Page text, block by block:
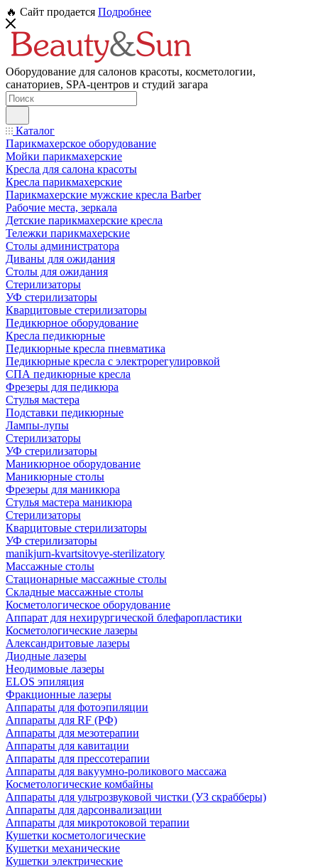
🔥 Сайт продается Подробнее
Оборудование для салонов красоты, косметологии,
санаториев, SPA-центров и студий загара
Каталог
Парикмахерское оборудование
Мойки парикмахерские
Кресла для салона красоты
Кресла парикмахерские
Парикмахерские мужские кресла Barber
Рабочие места, зеркала
Детские парикмахерские кресла
Тележки парикмахерские
Столы администратора
Диваны для ожидания
Столы для ожидания
Стерилизаторы
УФ стерилизаторы
Кварцитовые стерилизаторы
Педикюрное оборудование
Кресла педикюрные
Педикюрные кресла пневматика
Педикюрные кресла с электрорегулировкой
СПА педикюрные кресла
Фрезеры для педикюра
Стулья мастера
Подставки педикюрные
Лампы-лупы
Стерилизаторы
УФ стерилизаторы
Маникюрное оборудование
Маникюрные столы
Фрезеры для маникюра
Стулья мастера маникюра
Стерилизаторы
Кварцитовые стерилизаторы
УФ стерилизаторы
manikjurn-kvartsitovye-sterilizatory
Массажные столы
Стационарные массажные столы
Складные массажные столы
Косметологическое оборудование
Аппарат для нехирургической блефаропластики
Косметологические лазеры
Александритовые лазеры
Диодные лазеры
Неодимовые лазеры
ELOS эпиляция
Фракционные лазеры
Аппараты для фотоэпиляции
Аппараты для RF (РФ)
Аппараты для мезотерапии
Аппараты для кавитации
Аппараты для прессотерапии
Аппараты для вакуумно-роликового массажа
Косметологические комбайны
Аппараты для ультрозвуковой чистки (УЗ скрабберы)
Аппараты для дарсонвализации
Аппараты для микротоковой терапии
Кушетки косметологические
Кушетки механические
Кушетки электрические